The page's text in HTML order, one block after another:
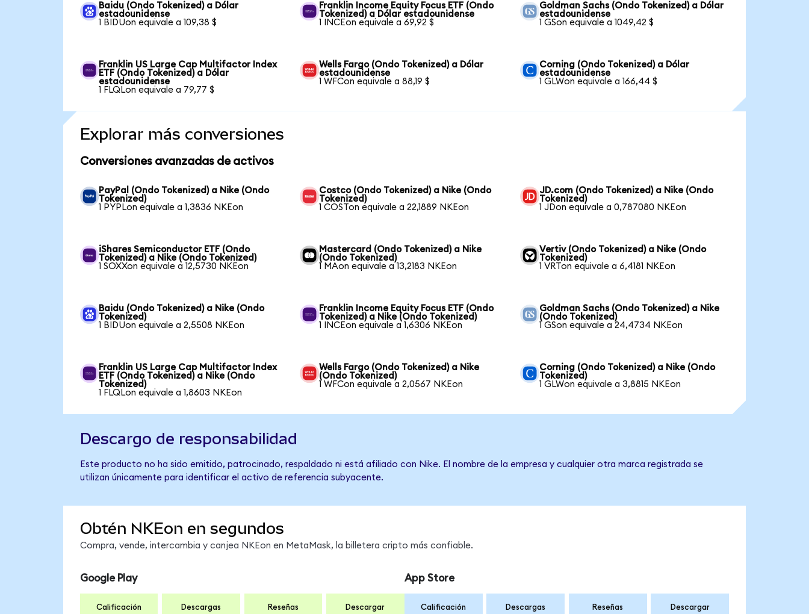
Baidu (Ondo Tokenized) a Dólar
estadounidense
1 BIDUon equivale a 109,38 $
Franklin Income Equity Focus ETF (Ondo
Tokenized) a Dólar estadounidense
1 INCEon equivale a 69,92 $
Goldman Sachs (Ondo Tokenized) a Dólar
estadounidense
1 GSon equivale a 1049,42 $
Franklin US Large Cap Multifactor Index
ETF (Ondo Tokenized) a Dólar
estadounidense
1 FLQLon equivale a 79,77 $
Wells Fargo (Ondo Tokenized) a Dólar
estadounidense
1 WFCon equivale a 88,19 $
Corning (Ondo Tokenized) a Dólar
estadounidense
1 GLWon equivale a 166,44 $
Explorar más conversiones
Conversiones avanzadas de activos
PayPal (Ondo Tokenized) a Nike (Ondo
Tokenized)
1 PYPLon equivale a 1,3836 NKEon
Costco (Ondo Tokenized) a Nike (Ondo
Tokenized)
1 COSTon equivale a 22,1889 NKEon
JD.com (Ondo Tokenized) a Nike (Ondo
Tokenized)
1 JDon equivale a 0,787080 NKEon
iShares Semiconductor ETF (Ondo
Tokenized) a Nike (Ondo Tokenized)
1 SOXXon equivale a 12,5730 NKEon
Mastercard (Ondo Tokenized) a Nike
(Ondo Tokenized)
1 MAon equivale a 13,2183 NKEon
Vertiv (Ondo Tokenized) a Nike (Ondo
Tokenized)
1 VRTon equivale a 6,4181 NKEon
Baidu (Ondo Tokenized) a Nike (Ondo
Tokenized)
1 BIDUon equivale a 2,5508 NKEon
Franklin Income Equity Focus ETF (Ondo
Tokenized) a Nike (Ondo Tokenized)
1 INCEon equivale a 1,6306 NKEon
Goldman Sachs (Ondo Tokenized) a Nike
(Ondo Tokenized)
1 GSon equivale a 24,4734 NKEon
Franklin US Large Cap Multifactor Index
ETF (Ondo Tokenized) a Nike (Ondo
Tokenized)
1 FLQLon equivale a 1,8603 NKEon
Wells Fargo (Ondo Tokenized) a Nike
(Ondo Tokenized)
1 WFCon equivale a 2,0567 NKEon
Corning (Ondo Tokenized) a Nike (Ondo
Tokenized)
1 GLWon equivale a 3,8815 NKEon
Descargo de responsabilidad
Este producto no ha sido emitido, patrocinado, respaldado ni está afiliado con Nike. El nombre de la empresa y cualquier otra marca registrada se
utilizan únicamente para identificar el activo de referencia subyacente.
Obtén NKEon en segundos
Compra, vende, intercambia y canjea NKEon en MetaMask, la billetera cripto más confiable.
Google Play
Calificación Descargas Reseñas Descargar
App Store
Calificación Descargas Reseñas Descargar